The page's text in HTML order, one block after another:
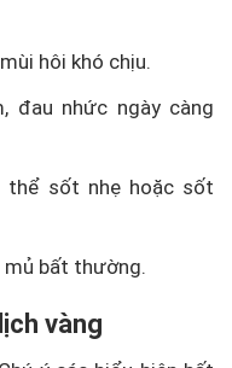
hôi khó chịu.
đau nhức ngày càng
sốt nhẹ hoặc sốt
bất thường.
vàng